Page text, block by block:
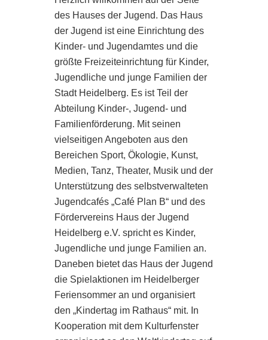
des Hauses der Jugend. Das Haus
der Jugend ist eine Einrichtung des
Kinder- und Jugendamtes und die
größte Freizeiteinrichtung für Kinder,
Jugendliche und junge Familien der
Stadt Heidelberg. Es ist Teil der
Abteilung Kinder-, Jugend- und
Familienförderung. Mit seinen
vielseitigen Angeboten aus den
Bereichen Sport, Ökologie, Kunst,
Medien, Tanz, Theater, Musik und der
Unterstützung des selbstverwalteten
Jugendcafés „Café Plan B“ und des
Fördervereins Haus der Jugend
Heidelberg e.V. spricht es Kinder,
Jugendliche und junge Familien an.
Daneben bietet das Haus der Jugend
die Spielaktionen im Heidelberger
Feriensommer an und organisiert
den „Kindertag im Rathaus“ mit. In
Kooperation mit dem Kulturfenster